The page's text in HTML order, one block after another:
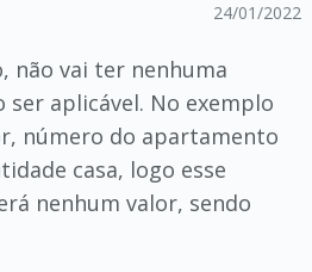
24/01/2022
não vai ter nenhuma
aplicável. No exemplo
número do apartamento
casa, logo esse
nenhum valor, sendo